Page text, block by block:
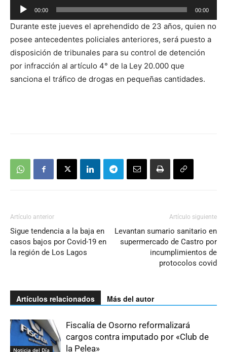
Reproductor
de
audio
00:00 00:00
Durante este jueves el aprehendido de 23 años, quien no
posee antecedentes policiales anteriores, será puesto a
disposición de tribunales para su control de detención
por infracción al artículo 4° de la Ley 20.000 que
sanciona el tráfico de drogas en pequeñas cantidades.
Artículo anterior
Sigue tendencia a la baja en
casos bajos por Covid-19 en
la región de Los Lagos
Artículo siguiente
Levantan sumario sanitario en
supermercado de Castro por
incumplimientos de
protocolos covid
Artículos relacionados Más del autor
Noticia del Día
Fiscalía de Osorno reformalizará
cargos contra imputado por «Club de
la Pelea»